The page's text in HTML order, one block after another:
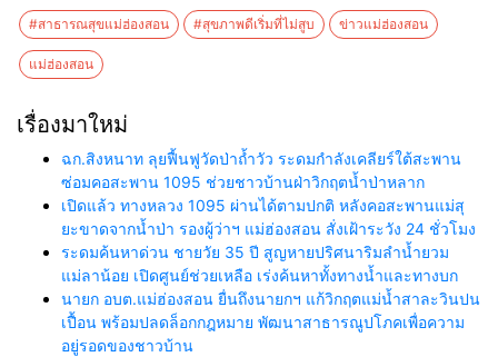
#สาธารณสุขแม่ฮ่องสอน #สุขภาพดีเริ่มที่ไม่สูบ ข่าวแม่ฮ่องสอน
แม่ฮ่องสอน
เรื่องมาใหม่
ฉก.สิงหนาท ลุยฟื้นฟูวัดป่าถ้ำวัว ระดมกำลังเคลียร์ใต้สะพาน
ซ่อมคอสะพาน 1095 ช่วยชาวบ้านฝ่าวิกฤตน้ำป่าหลาก
เปิดแล้ว ทางหลวง 1095 ผ่านได้ตามปกติ หลังคอสะพานแม่สุ
ยะขาดจากน้ำป่า รองผู้ว่าฯ แม่ฮ่องสอน สั่งเฝ้าระวัง 24 ชั่วโมง
ระดมค้นหาด่วน ชายวัย 35 ปี สูญหายปริศนาริมลำน้ำยวม
แม่ลาน้อย เปิดศูนย์ช่วยเหลือ เร่งค้นหาทั้งทางน้ำและทางบก
นายก อบต.แม่ฮ่องสอน ยื่นถึงนายกฯ แก้วิกฤตแม่น้ำสาละวินปน
เปื้อน พร้อมปลดล็อกกฎหมาย พัฒนาสาธารณูปโภคเพื่อความ
อยู่รอดของชาวบ้าน